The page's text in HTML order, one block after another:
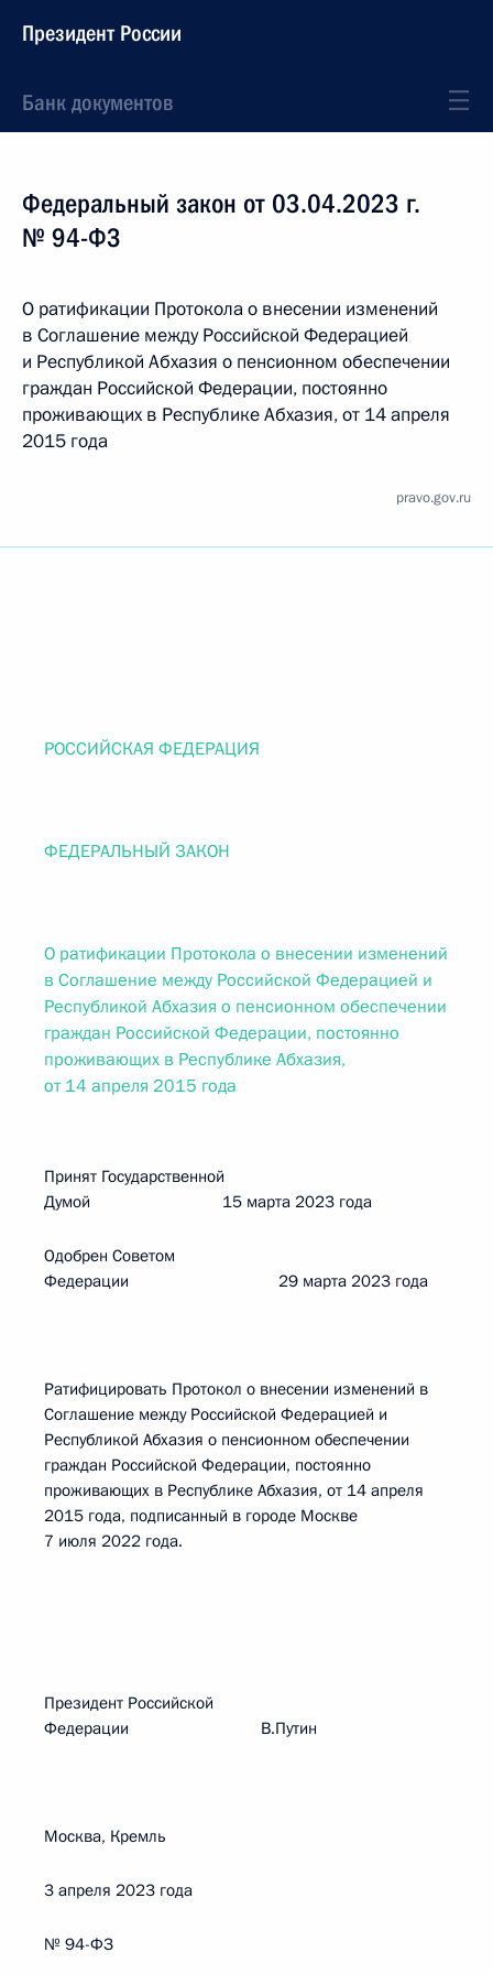
Президент России
Банк документов
Федеральный закон от 03.04.2023 г.
№ 94-ФЗ
О ратификации Протокола о внесении изменений
в Соглашение между Российской Федерацией
и Республикой Абхазия о пенсионном обеспечении
граждан Российской Федерации, постоянно
проживающих в Республике Абхазия, от 14 апреля
2015 года
pravo.gov.ru
РОССИЙСКАЯ ФЕДЕРАЦИЯ
ФЕДЕРАЛЬНЫЙ ЗАКОН
О ратификации Протокола о внесении изменений
в Соглашение между Российской Федерацией и
Республикой Абхазия о пенсионном обеспечении
граждан Российской Федерации, постоянно
проживающих в Республике Абхазия,
от 14 апреля 2015 года
Принят Государственной
Думой 15 марта 2023 года
Одобрен Советом
Федерации 29 марта 2023 года
Ратифицировать Протокол о внесении изменений в
Соглашение между Российской Федерацией и
Республикой Абхазия о пенсионном обеспечении
граждан Российской Федерации, постоянно
проживающих в Республике Абхазия, от 14 апреля
2015 года, подписанный в городе Москве
7 июля 2022 года.
Президент Российской
Федерации В.Путин
Москва, Кремль
3 апреля 2023 года
№ 94-ФЗ